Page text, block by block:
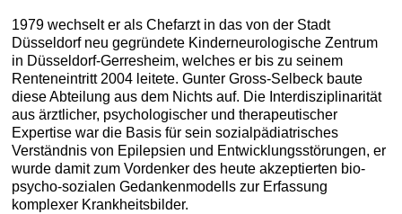
1979 wechselt er als Chefarzt in das von der Stadt
Düsseldorf neu gegründete Kinderneurologische Zentrum
in Düsseldorf-Gerresheim, welches er bis zu seinem
Renteneintritt 2004 leitete. Gunter Gross-Selbeck baute
diese Abteilung aus dem Nichts auf. Die Interdisziplinarität
aus ärztlicher, psychologischer und therapeutischer
Expertise war die Basis für sein sozialpädiatrisches
Verständnis von Epilepsien und Entwicklungsstörungen, er
wurde damit zum Vordenker des heute akzeptierten bio-
psycho-sozialen Gedankenmodells zur Erfassung
komplexer Krankheitsbilder.